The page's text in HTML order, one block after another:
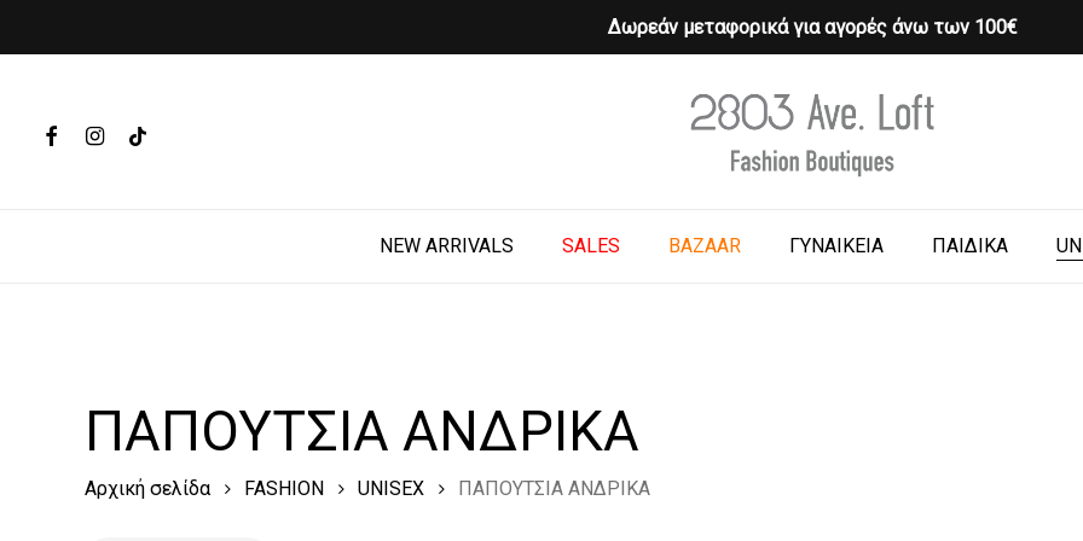
Δωρεάν μεταφορικά για αγορές άνω των 100€
Hit enter to search or ESC to close
FACEBOOKINSTAGRAM
TIKTOK
NEW ARRIVALS SALES BAZAAR ΓΥΝΑΙΚΕΙΑ ΠΑΙΔΙΚΑ
Cart
ΠΑΠΟΥΤΣΙΑ ΑΝΔΡΙΚΑ
Αρχική σελίδα FASHION UNISEX ΠΑΠΟΥΤΣΙΑ ΑΝΔΡΙΚΑ